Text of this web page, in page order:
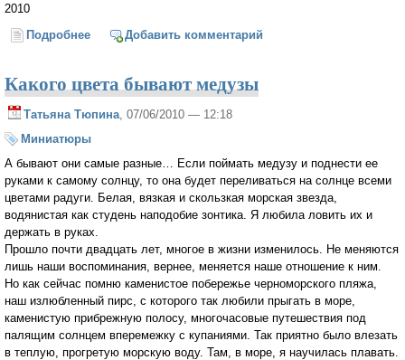
2010
Подробнее о ЛетоДобавить комментарий
Какого цвета бывают медузы
Татьяна Тюпина, 07/06/2010 — 12:18
Миниатюры
А бывают они самые разные… Если поймать медузу и поднести ее
руками к самому солнцу, то она будет переливаться на солнце всеми
цветами радуги. Белая, вязкая и скользкая морская звезда,
водянистая как студень наподобие зонтика. Я любила ловить их и
держать в руках.
Прошло почти двадцать лет, многое в жизни изменилось. Не меняются
лишь наши воспоминания, вернее, меняется наше отношение к ним.
Но как сейчас помню каменистое побережье черноморского пляжа,
наш излюбленный пирс, с которого так любили прыгать в море,
каменистую прибрежную полосу, многочасовые путешествия под
палящим солнцем вперемежку с купаниями. Так приятно было влезать
в теплую, прогретую морскую воду. Там, в море, я научилась плавать.